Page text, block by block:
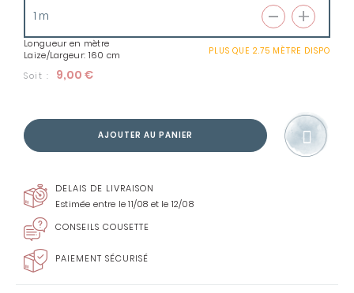
Longueur en mètre
Laize/Largeur: 160 cm
PLUS QUE 2.75 MÈTRE DISPO
Soit : 9,00 €
AJOUTER AU PANIER
DELAIS DE LIVRAISON
Estimée entre le 11/08 et le 12/08
CONSEILS COUSETTE
PAIEMENT SÉCURISÉ